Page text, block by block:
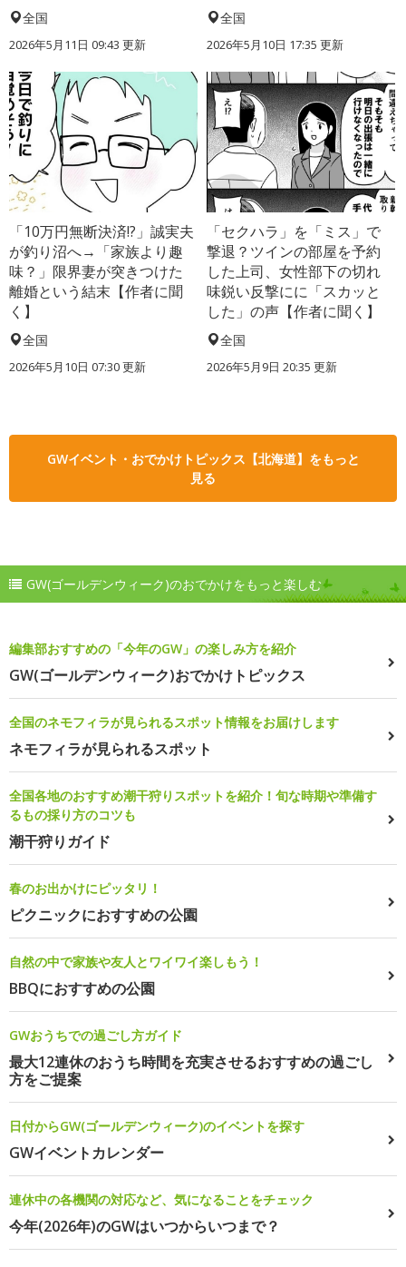
全国
2026年5月11日 09:43 更新
全国
2026年5月10日 17:35 更新
「10万円無断決済!?」誠実夫
が釣り沼へ→「家族より趣
味？」限界妻が突きつけた
離婚という結末【作者に聞
く】
全国
2026年5月10日 07:30 更新
「セクハラ」を「ミス」で
撃退？ツインの部屋を予約
した上司、女性部下の切れ
味鋭い反撃にに「スカッと
した」の声【作者に聞く】
全国
2026年5月9日 20:35 更新
GWイベント・おでかけトピックス【北海道】をもっと
見る
GW(ゴールデンウィーク)のおでかけをもっと楽しむ
編集部おすすめの「今年のGW」の楽しみ方を紹介
GW(ゴールデンウィーク)おでかけトピックス
全国のネモフィラが見られるスポット情報をお届けします
ネモフィラが見られるスポット
全国各地のおすすめ潮干狩りスポットを紹介！旬な時期や準備す
るもの採り方のコツも
潮干狩りガイド
春のお出かけにピッタリ！
ピクニックにおすすめの公園
自然の中で家族や友人とワイワイ楽しもう！
BBQにおすすめの公園
GWおうちでの過ごし方ガイド
最大12連休のおうち時間を充実させるおすすめの過ごし
方をご提案
日付からGW(ゴールデンウィーク)のイベントを探す
GWイベントカレンダー
連休中の各機関の対応など、気になることをチェック
今年(2026年)のGWはいつからいつまで？